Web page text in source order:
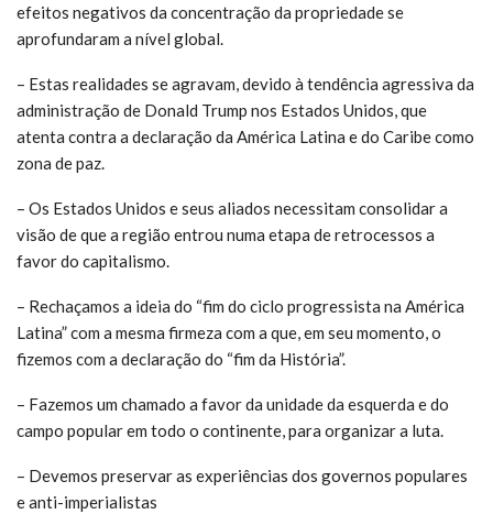
efeitos negativos da concentração da propriedade se
aprofundaram a nível global.
– Estas realidades se agravam, devido à tendência agressiva da
administração de Donald Trump nos Estados Unidos, que
atenta contra a declaração da América Latina e do Caribe como
zona de paz.
– Os Estados Unidos e seus aliados necessitam consolidar a
visão de que a região entrou numa etapa de retrocessos a
favor do capitalismo.
– Rechaçamos a ideia do “fim do ciclo progressista na América
Latina” com a mesma firmeza com a que, em seu momento, o
fizemos com a declaração do “fim da História”.
– Fazemos um chamado a favor da unidade da esquerda e do
campo popular em todo o continente, para organizar a luta.
– Devemos preservar as experiências dos governos populares
e anti-imperialistas